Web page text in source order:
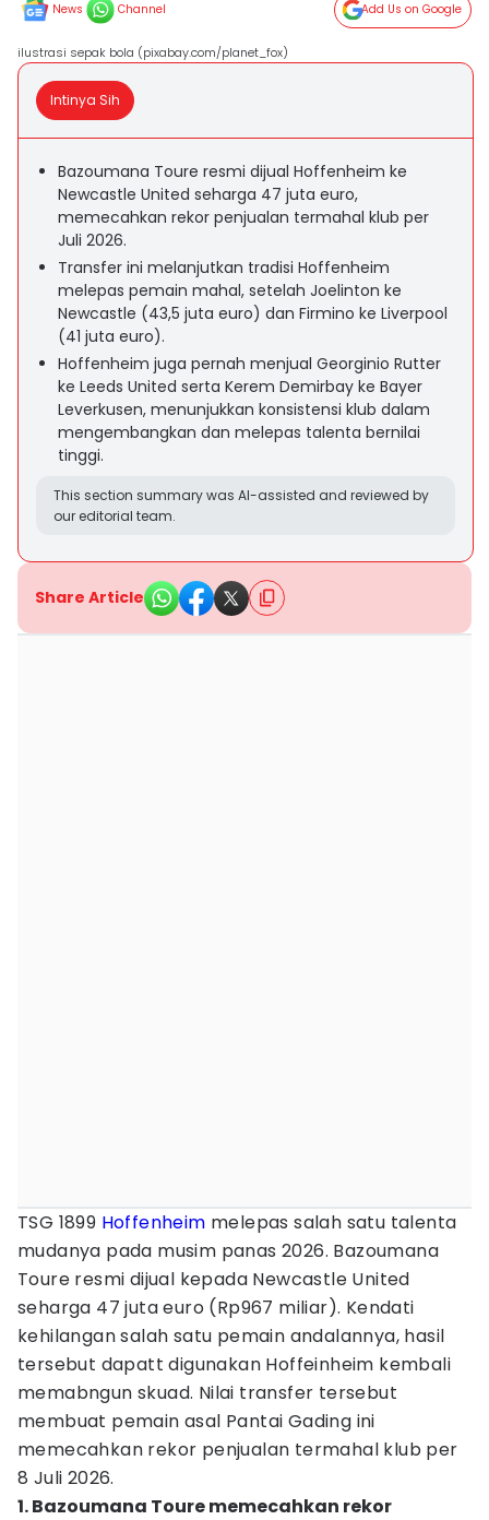
News Channel Add Us on Google
ilustrasi sepak bola (pixabay.com/planet_fox)
Intinya Sih
Bazoumana Toure resmi dijual Hoffenheim ke
Newcastle United seharga 47 juta euro,
memecahkan rekor penjualan termahal klub per
Juli 2026.
Transfer ini melanjutkan tradisi Hoffenheim
melepas pemain mahal, setelah Joelinton ke
Newcastle (43,5 juta euro) dan Firmino ke Liverpool
(41 juta euro).
Hoffenheim juga pernah menjual Georginio Rutter
ke Leeds United serta Kerem Demirbay ke Bayer
Leverkusen, menunjukkan konsistensi klub dalam
mengembangkan dan melepas talenta bernilai
tinggi.
This section summary was AI-assisted and reviewed by
our editorial team.
Share Article
TSG 1899 Hoffenheim melepas salah satu talenta
mudanya pada musim panas 2026. Bazoumana
Toure resmi dijual kepada Newcastle United
seharga 47 juta euro (Rp967 miliar). Kendati
kehilangan salah satu pemain andalannya, hasil
tersebut dapatt digunakan Hoffeinheim kembali
memabngun skuad. Nilai transfer tersebut
membuat pemain asal Pantai Gading ini
memecahkan rekor penjualan termahal klub per
8 Juli 2026.
1. Bazoumana Toure memecahkan rekor